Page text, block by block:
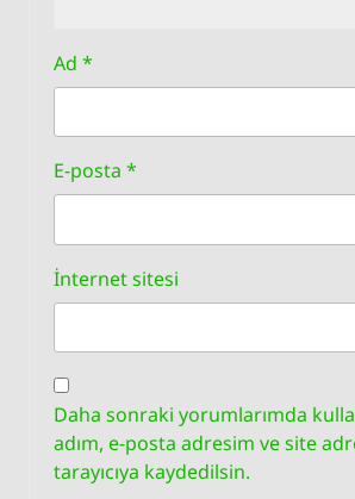
Ad *
E-posta *
İnternet sitesi
Daha sonraki yorumlarımda
adım, e-posta adresim ve site
tarayıcıya kaydedilsin.